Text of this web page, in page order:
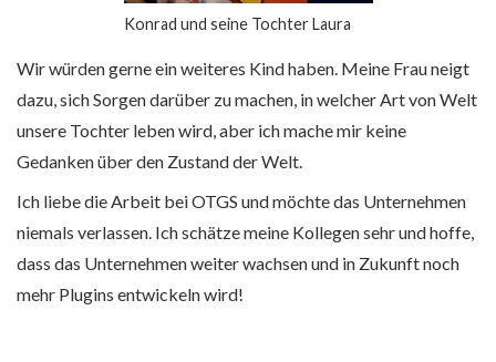
Konrad und seine Tochter Laura
Wir würden gerne ein weiteres Kind haben. Meine Frau neigt
dazu, sich Sorgen darüber zu machen, in welcher Art von Welt
unsere Tochter leben wird, aber ich mache mir keine
Gedanken über den Zustand der Welt.
Ich liebe die Arbeit bei OTGS und möchte das Unternehmen
niemals verlassen. Ich schätze meine Kollegen sehr und hoffe,
dass das Unternehmen weiter wachsen und in Zukunft noch
mehr Plugins entwickeln wird!